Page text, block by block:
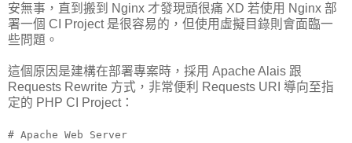
安無事，直到搬到 Nginx 才發現頭很痛 XD 若使用 Nginx 部
署一個 CI Project 是很容易的，但使用虛擬目錄則會面臨一
些問題。
這個原因是建構在部署專案時，採用 Apache Alais 跟
Requests Rewrite 方式，非常便利 Requests URI 導向至指
定的 PHP CI Project：
# Apache Web Server